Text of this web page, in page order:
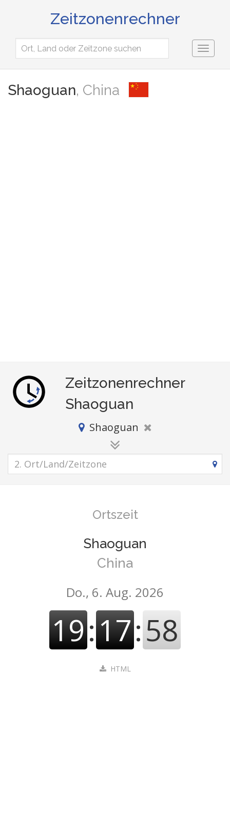
Zeitzonenrechner
Toggle
Shaoguan, China
Zeitzonenrechner
Shaoguan
Shaoguan
Ortszeit
Shaoguan
China
Do., 6. Aug. 2026
19:17:58
HTML